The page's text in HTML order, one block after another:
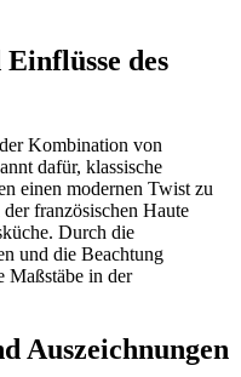
des
Kombination von
dafür, klassische
einen modernen Twist zu
französischen Haute
Durch die
und die Beachtung
Maßstäbe in der
Auszeichnungen